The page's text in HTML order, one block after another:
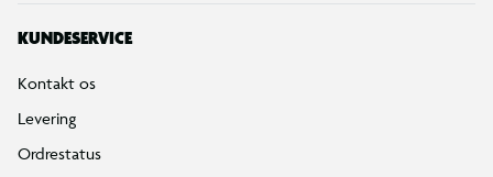
KUNDESERVICE
Kontakt os
Levering
Ordrestatus